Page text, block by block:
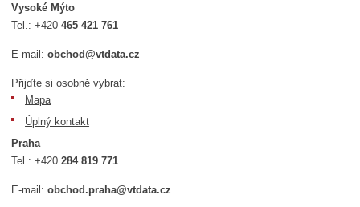
Vysoké Mýto
Tel.:+420465 421 761
E-mail:obchod@vtdata.cz
Přijďte si osobně vybrat:
Mapa
Úplný kontakt
Praha
Tel.:+420284 819 771
E-mail:obchod.praha@vtdata.cz